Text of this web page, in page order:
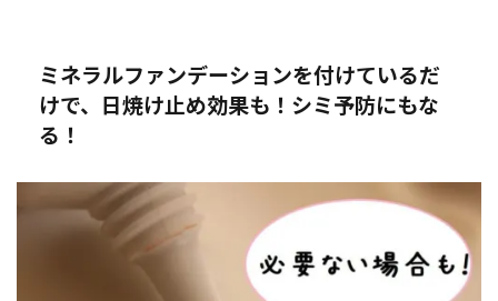
ミネラルファンデーションを付けているだ
けで、日焼け止め効果も！シミ予防にもな
る！